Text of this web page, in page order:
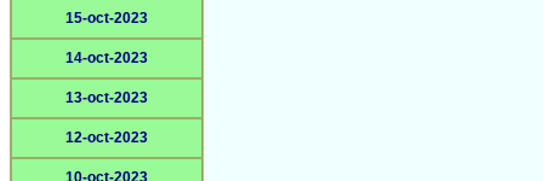
15-oct-2023
14-oct-2023
13-oct-2023
12-oct-2023
10-oct-2023